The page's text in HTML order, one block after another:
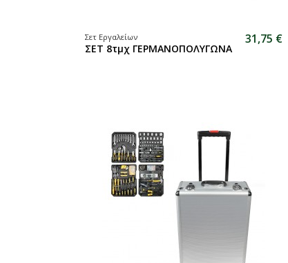
Σετ Εργαλείων
ΣΕΤ 8τμχ ΓΕΡΜΑΝΟΠΟΛΥΓΩΝA
31,75 €